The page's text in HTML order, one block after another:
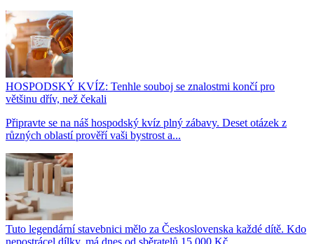
HOSPODSKÝ KVÍZ: Tenhle souboj se znalostmi končí pro
většinu dřív, než čekali
Připravte se na náš hospodský kvíz plný zábavy. Deset otázek z
různých oblastí prověří vaši bystrost a...
Tuto legendární stavebnici mělo za Československa každé dítě. Kdo
nepostrácel dílky, má dnes od sběratelů 15 000 Kč